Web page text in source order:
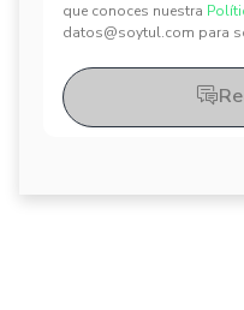
que conoces nuestra
datos@soytul.com para